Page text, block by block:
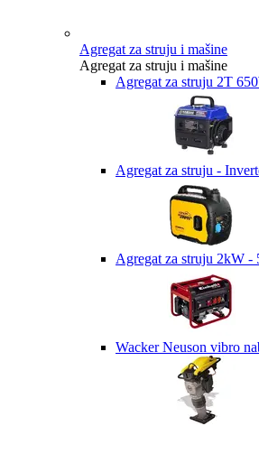
Agregat za struju i mašine
Agregat za struju i mašine
Agregat za struju 2T
Agregat za struju -
Agregat za struju 2kW -
Wacker Neuson vibro